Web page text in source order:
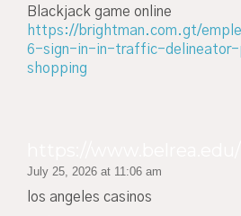
Blackjack game online
https://brightman.com.gt/
6-sign-in-in-traffic-delineator-
shopping
July 25, 2026 at 11:06 am
los angeles casinos